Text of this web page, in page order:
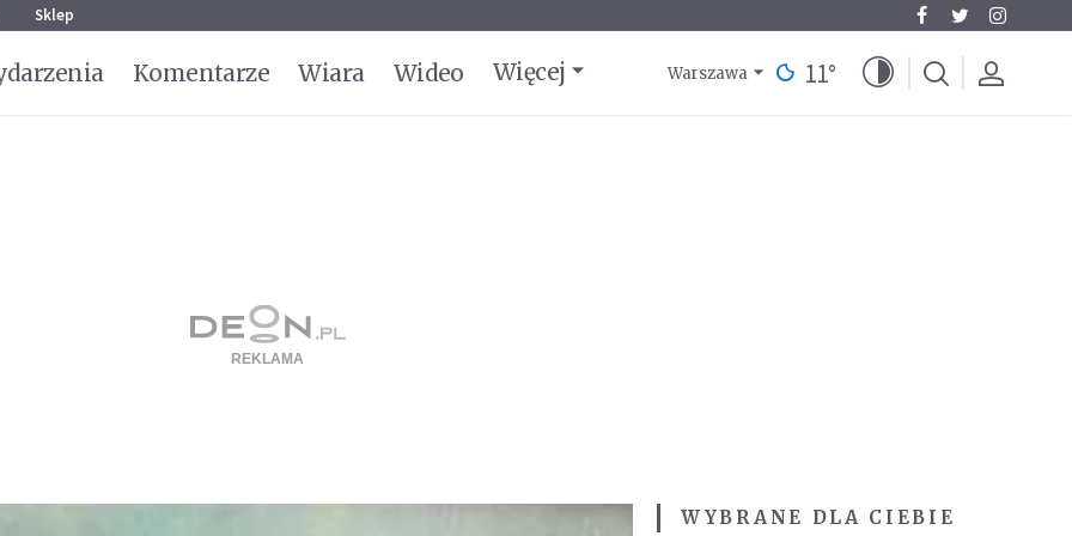
Sklep
Komentarze Wiara Wideo Więcej Warszawa 11°
WYBRANE DLA CIEBIE